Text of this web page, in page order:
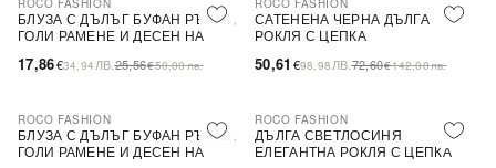
-30%
ROCO FASHION
БЛУЗА С ДЪЛЪГ БУФАН РЪКАВ,
ГОЛИ РАМЕНЕ И ДЕСЕН НА
17,86€34,94 ЛВ.25,56€50,00лв.
-30%
ROCO FASHION
САТЕНЕНА ЧЕРНА ДЪЛГА
РОКЛЯ С ЦЕПКА
50,61 €98,98 ЛВ.72,60€142,00лв.
-30%
ROCO FASHION
БЛУЗА С ДЪЛЪГ БУФАН РЪКАВ,
ГОЛИ РАМЕНЕ И ДЕСЕН НА
ROCO FASHION
ДЪЛГА СВЕТЛОСИНЯ
ЕЛЕГАНТНА РОКЛЯ С ЦЕПКА